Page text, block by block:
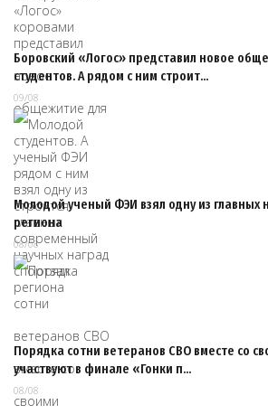
Боровский «Логос» представил новое
студентов. А рядом с ним строит…
09/08
Молодой ученый ФЭИ взял одну из главных
региона
08/08
Порядка сотни ветеранов СВО вместе со
участвуют в финале «Гонки п…
08/08